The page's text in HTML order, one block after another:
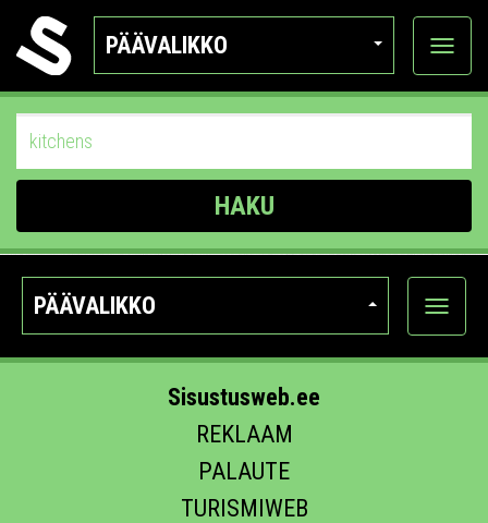
PÄÄVALIKKO
Näytä
HAKU
PÄÄVALIKKO
Näytä
Sisustusweb.ee
REKLAAM
PALAUTE
TURISMIWEB